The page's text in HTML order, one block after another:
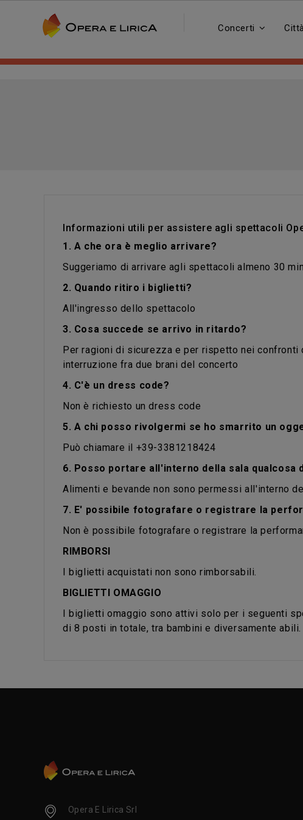
Concerti
Informazioni utili per assistere agli spettacoli
1. A che ora è meglio arrivare?
Suggeriamo di arrivare agli spettacoli almeno 30
2. Quando ritiro i biglietti?
All'ingresso dello spettacolo
3. Cosa succede se arrivo in ritardo?
Per ragioni di sicurezza e per rispetto nei
interruzione fra due brani del concerto
4. C'è un dress code?
Non è richiesto un dress code
5. A chi posso rivolgermi se ho smarrito un
Può chiamare il +39-3381218424
6. Posso portare all'interno della sala qualcosa
Alimenti e bevande non sono permessi all'interno
7. E' possibile fotografare o registrare la
Non è possibile fotografare o registrare la
RIMBORSI
I biglietti acquistati non sono rimborsabili.
BIGLIETTI OMAGGIO
I biglietti omaggio sono attivi solo per i seguenti
di 8 posti in totale, tra bambini e diversamente abili.
Opera E Lirica Srl